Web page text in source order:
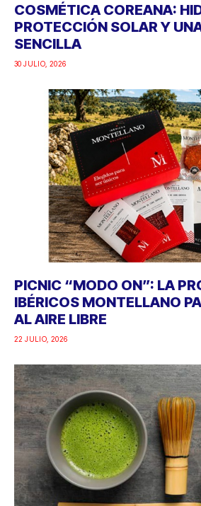
COSMÉTICA COREANA:
PROTECCIÓN SOLAR Y
SENCILLA
30 JULIO, 2026
PICNIC “MODO ON”: LA
IBÉRICOS MONTELLANO
AL AIRE LIBRE
22 JULIO, 2026